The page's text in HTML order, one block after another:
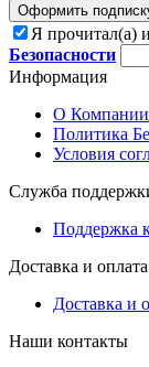
Оформить
Я прочитал(а)
Безопасности
Информация
О Компании
Политика
Условия
Служба
Поддержка
Доставка и оплата
Доставка и
Наши контакты